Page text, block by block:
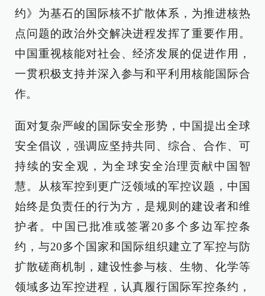
约》为基石的国际核不扩散体系，为推进核热
点问题的政治外交解决进程发挥了重要作用。
中国重视核能对社会、经济发展的促进作用，
一贯积极支持并深入参与和平利用核能国际合
作。
面对复杂严峻的国际安全形势，中国提出全球
安全倡议，强调应坚持共同、综合、合作、可
持续的安全观，为全球安全治理贡献中国智
慧。从核军控到更广泛领域的军控议题，中国
始终是负责任的行为方，是规则的建设者和维
护者。中国已批准或签署20多个多边军控条
约，与20多个国家和国际组织建立了军控与防
扩散磋商机制，建设性参与核、生物、化学等
领域多边军控进程，认真履行国际军控条约，